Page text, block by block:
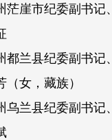
茫崖市纪委副书记
都兰县纪委副书记
（女，藏族）
乌兰县纪委副书记